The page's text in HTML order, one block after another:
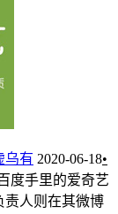
乌有 2020-06-18•
度手里的爱奇艺
责人则在其微博